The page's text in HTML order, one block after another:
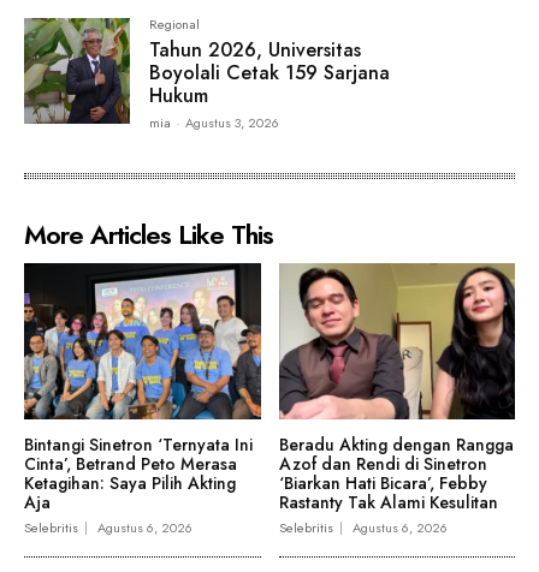
Regional
Tahun 2026, Universitas
Boyolali Cetak 159 Sarjana
Hukum
mia - Agustus 3, 2026
More Articles Like This
Bintangi Sinetron ‘Ternyata Ini
Cinta’, Betrand Peto Merasa
Ketagihan: Saya Pilih Akting
Aja
Selebritis Agustus 6, 2026
Beradu Akting dengan Rangga
Azof dan Rendi di Sinetron
‘Biarkan Hati Bicara’, Febby
Rastanty Tak Alami Kesulitan
Selebritis Agustus 6, 2026